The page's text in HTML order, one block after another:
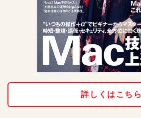
詳しくはこちら